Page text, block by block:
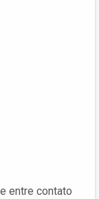
entre contato